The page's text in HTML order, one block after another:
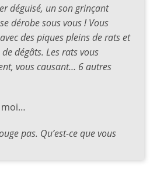
déguisé, un son grinçant
dérobe sous vous ! Vous
des piques pleins de rats et
dégâts. Les rats vous
vous causant… 6 autres
moi…
pas. Qu’est-ce que vous